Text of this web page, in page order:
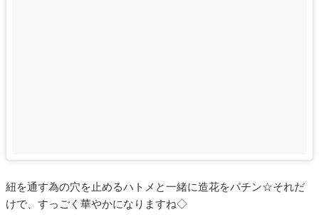
紐を通す為の穴を止めるハトメと一緒に造花をパチン☆それだ
けで、すっごく華やかになりますね◇